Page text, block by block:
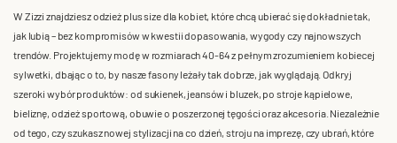
W Zizzi znajdziesz odzież plus size dla kobiet, które chcą ubierać się dokładnie tak,
jak lubią – bez kompromisów w kwestii dopasowania, wygody czy najnowszych
trendów. Projektujemy modę w rozmiarach 40-64 z pełnym zrozumieniem kobiecej
sylwetki, dbając o to, by nasze fasony leżały tak dobrze, jak wyglądają. Odkryj
szeroki wybór produktów: od sukienek, jeansów i bluzek, po stroje kąpielowe,
bieliznę, odzież sportową, obuwie o poszerzonej tęgości oraz akcesoria. Niezależnie
od tego, czy szukasz nowej stylizacji na co dzień, stroju na imprezę, czy ubrań, które